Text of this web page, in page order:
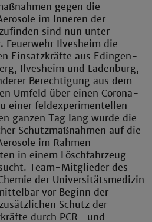
gegen die
im Inneren der
sind nun unter
Feuerwehr Ilvesheim die
Einsatzkräfte aus Edingen-
Ilvesheim und Ladenburg,
Berechtigung aus dem
Umfeld über einen Corona-
einer feldexperimentellen
ganzen Tag lang wurde die
Schutzmaßnahmen auf die
im Rahmen
in einem Löschfahrzeug
Team-Mitglieder des
der Universitätsmedizin
vor Beginn der
Schutz der
durch PCR- und